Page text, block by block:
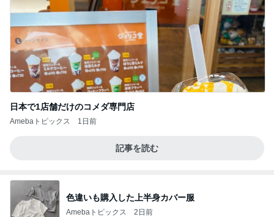
日本で1店舗だけのコメダ専門店
Amebaトピックス 1日前
記事を読む
色違いも購入した上半身カバー服
Amebaトピックス 2日前